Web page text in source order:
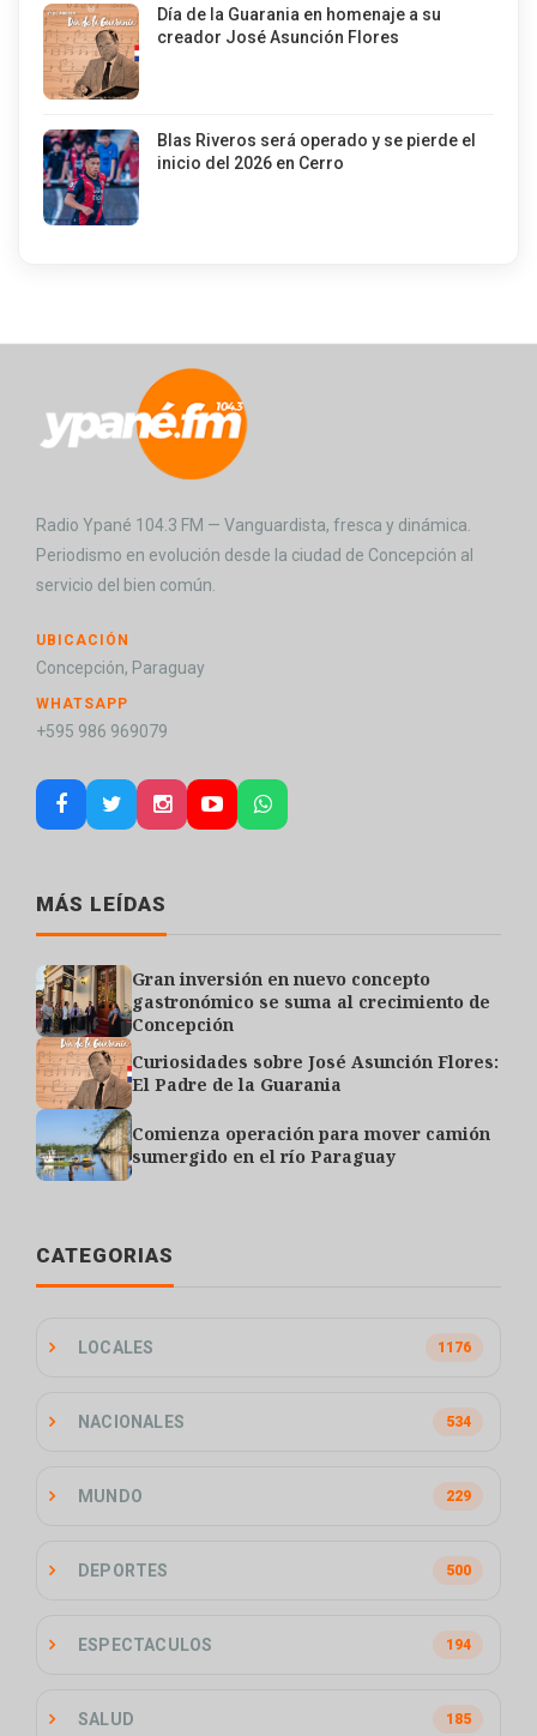
Día de la Guarania en homenaje a su
creador José Asunción Flores
Blas Riveros será operado y se pierde el
inicio del 2026 en Cerro
Radio Ypané 104.3 FM — Vanguardista, fresca y dinámica.
Periodismo en evolución desde la ciudad de Concepción al
servicio del bien común.
UBICACIÓN
Concepción, Paraguay
WHATSAPP
+595 986 969079
MÁS LEÍDAS
Gran inversión en nuevo concepto
gastronómico se suma al crecimiento de
Concepción
Curiosidades sobre José Asunción Flores:
El Padre de la Guarania
Comienza operación para mover camión
sumergido en el río Paraguay
CATEGORIAS
LOCALES 1176
NACIONALES 534
MUNDO 229
DEPORTES 500
ESPECTACULOS 194
SALUD 185